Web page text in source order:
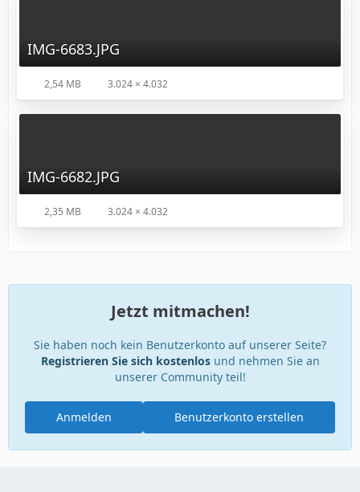
IMG-6683.JPG
2,54 MB 3.024 × 4.032
IMG-6682.JPG
2,35 MB 3.024 × 4.032
Jetzt mitmachen!
Sie haben noch kein Benutzerkonto auf unserer Seite?
Registrieren Sie sich kostenlosund nehmen Sie an
unserer Community teil!
Benutzerkonto erstellen
Anmelden